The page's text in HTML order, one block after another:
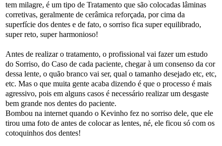
tem milagre, é um tipo de Tratamento que são colocadas lâminas
corretivas, geralmente de cerâmica reforçada, por cima da
superfície dos dentes e de fato, o sorriso fica super equilibrado,
super reto, super harmonioso!
Antes de realizar o tratamento, o profissional vai fazer um estudo
do Sorriso, do Caso de cada paciente, chegar à um consenso da cor
dessa lente, o quão branco vai ser, qual o tamanho desejado etc, etc,
etc. Mas o que muita gente acaba dizendo é que o processo é mais
agressivo, pois em alguns casos é necessário realizar um desgaste
bem grande nos dentes do paciente.
Bombou na internet quando o Kevinho fez no sorriso dele, que ele
tirou uma foto de antes de colocar as lentes, né, ele ficou só com os
cotoquinhos dos dentes!